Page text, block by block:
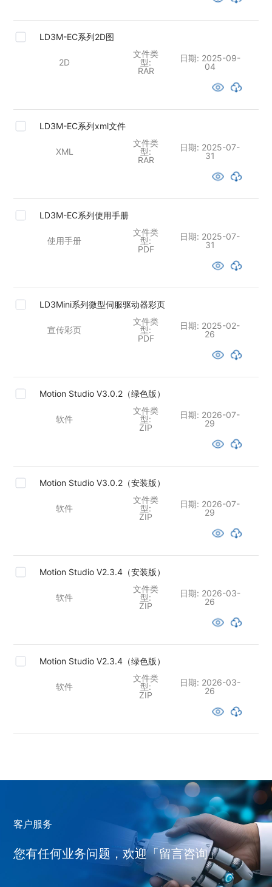
LD3M-EC系列2D图
2D
文件类
型:
RAR
日期: 2025-09-
04
LD3M-EC系列xml文件
XML
文件类
型:
RAR
日期: 2025-07-
31
LD3M-EC系列使用手册
使用手册
文件类
型:
PDF
日期: 2025-07-
31
LD3Mini系列微型伺服驱动器彩页
宣传彩页
文件类
型:
PDF
日期: 2025-02-
26
Motion Studio V3.0.2（绿色版）
软件
文件类
型:
ZIP
日期: 2026-07-
29
Motion Studio V3.0.2（安装版）
软件
文件类
型:
ZIP
日期: 2026-07-
29
Motion Studio V2.3.4（安装版）
软件
文件类
型:
ZIP
日期: 2026-03-
26
Motion Studio V2.3.4（绿色版）
软件
文件类
型:
ZIP
日期: 2026-03-
26
客户服务
您有任何业务问题，欢迎「留言咨询」